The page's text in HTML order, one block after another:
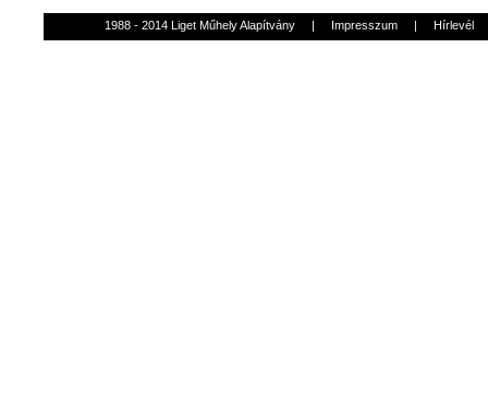
1988 - 2014 Liget Műhely Alapítvány | Impresszum | Hírlevél